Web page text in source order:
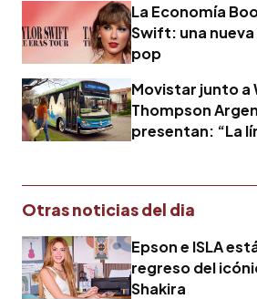
La Economía
Swift: una
pop
Movistar junto a
Thompson
presentan: “La
Otras noticias del dia
Epson e ISLA
regreso del
Shakira